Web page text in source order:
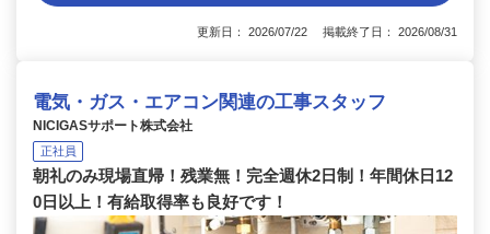
更新日： 2026/07/22 掲載終了日： 2026/08/31
電気・ガス・エアコン関連の工事スタッフ
NICIGASサポート株式会社
正社員
朝礼のみ現場直帰！残業無！完全週休2日制！年間休日12
0日以上！有給取得率も良好です！